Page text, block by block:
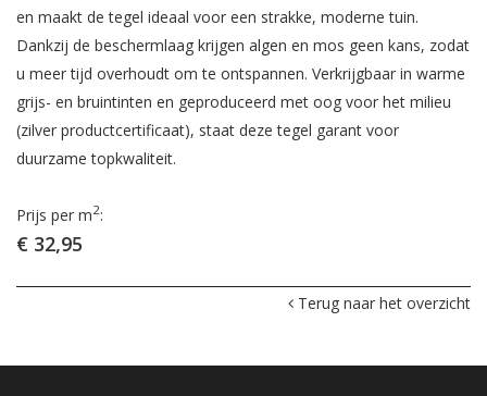
en maakt de tegel ideaal voor een strakke, moderne tuin.
Dankzij de beschermlaag krijgen algen en mos geen kans, zodat
u meer tijd overhoudt om te ontspannen. Verkrijgbaar in warme
grijs- en bruintinten en geproduceerd met oog voor het milieu
(zilver productcertificaat), staat deze tegel garant voor
duurzame topkwaliteit.
Prijs per m2:
€ 32,95
Terug naar het overzicht